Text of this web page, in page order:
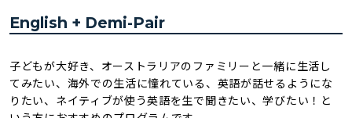
English + Demi-Pair
子どもが大好き、オーストラリアのファミリーと一緒に生活し
てみたい、海外での生活に憧れている、英語が話せるようにな
りたい、ネイティブが使う英語を生で聞きたい、学びたい！と